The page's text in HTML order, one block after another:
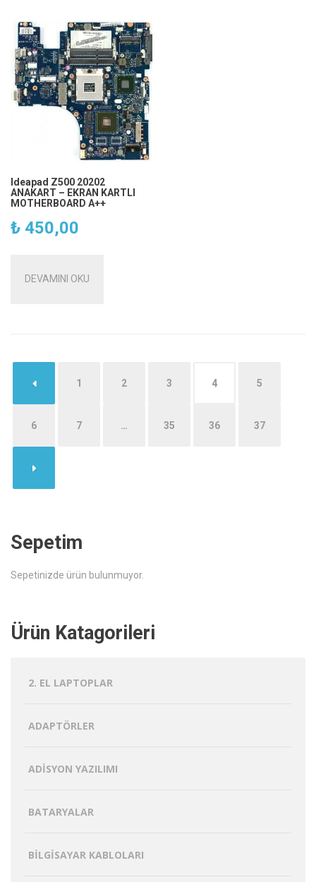
Ideapad Z500 20202
ANAKART – EKRAN KARTLI
MOTHERBOARD A++
₺ 450,00
DEVAMINI OKU
← 1 2 3 4 5
6 7 … 35 36 37
→
Sepetim
Sepetinizde ürün bulunmuyor.
Ürün Katagorileri
2. EL LAPTOPLAR
ADAPTÖRLER
ADISYON YAZILIMI
BATARYALAR
BILGISAYAR KABLOLARI